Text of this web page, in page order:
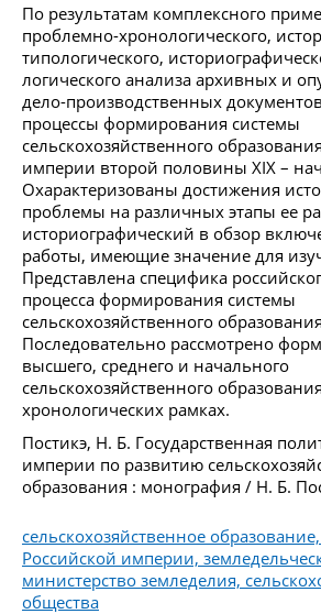
По результатам комплексного
проблемно-хронологического,
типологического,
логического анализа архивных и
дело-производственных
процессы формирования системы
сельскохозяйственного
империи второй половины XIX –
Охарактеризованы достижения
проблемы на различных этапы ее
историографический в обзор
работы, имеющие значение для
Представлена специфика
процесса формирования системы
сельскохозяйственного
Последовательно рассмотрено
высшего, среднего и начального
сельскохозяйственного
хронологических рамках.
Постикэ, Н. Б. Государственная
империи по развитию
образования : монография / Н. Б.
сельскохозяйственное
Российской империи,
министерство земледелия,
общества